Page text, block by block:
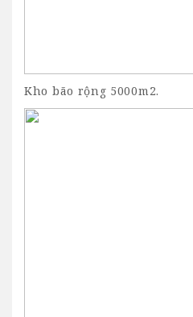
Kho bão rộng 5000m2.